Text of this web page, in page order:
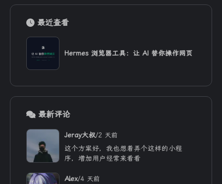
最近查看
Hermes 浏览器工具：让 AI 替你操作网页
最新评论
Jeray大叔/2 天前
这个方案好，我也想着弄个这样的小程
序，增加用户经常来看看
Alex/4 天前